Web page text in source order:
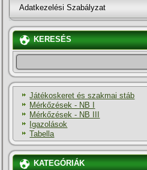
Adatkezelési Szabályzat
KERESÉS
Játékoskeret és szakmai stáb
Mérkőzések - NB I
Mérkőzések - NB III
Igazolások
Tabella
KATEGÓRIÁK